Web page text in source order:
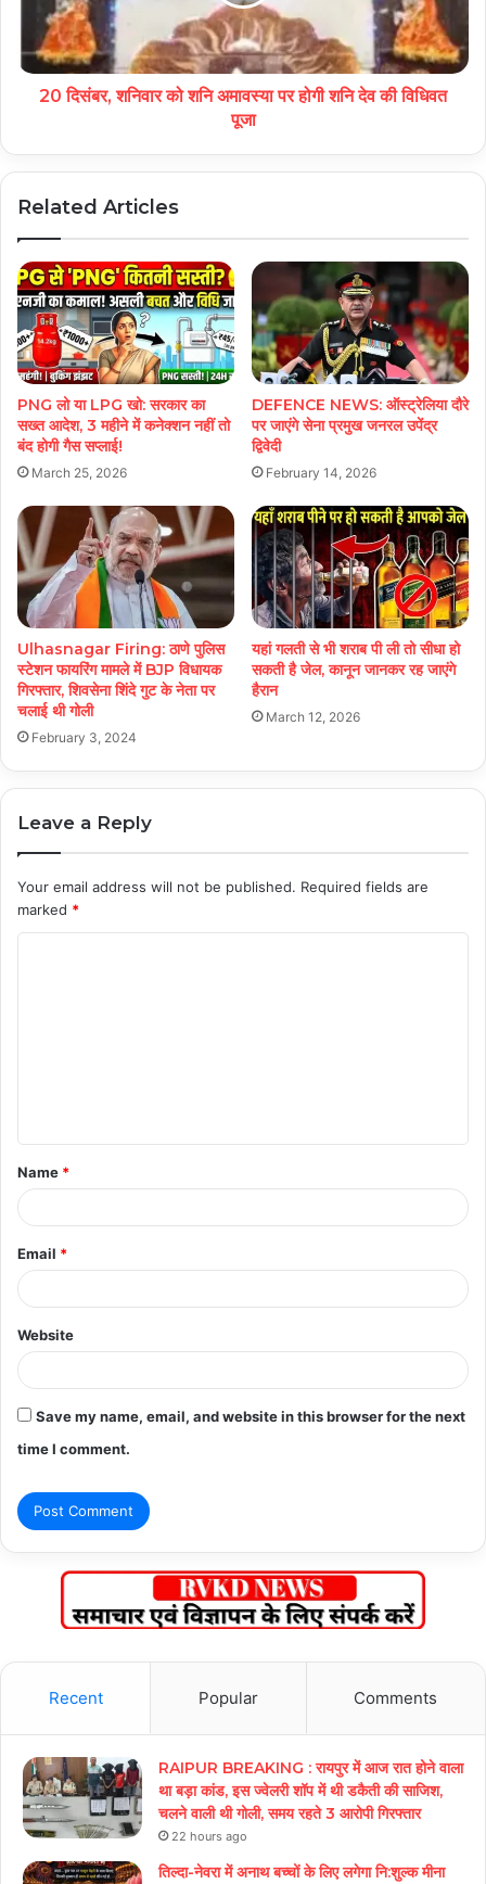
20 दिसंबर, शनिवार को शनि अमावस्या पर होगी शनि देव की विधिवत
पूजा
Related Articles
PNG लो या LPG खो: सरकार का
सख्त आदेश, 3 महीने में कनेक्शन नहीं तो
बंद होगी गैस सप्लाई!
March 25, 2026
DEFENCE NEWS: ऑस्ट्रेलिया दौरे
पर जाएंगे सेना प्रमुख जनरल उपेंद्र
द्विवेदी
February 14, 2026
Ulhasnagar Firing: ठाणे पुलिस
स्टेशन फायरिंग मामले में BJP विधायक
गिरफ्तार, शिवसेना शिंदे गुट के नेता पर
चलाई थी गोली
February 3, 2024
यहां गलती से भी शराब पी ली तो सीधा हो
सकती है जेल, कानून जानकर रह जाएंगे
हैरान
March 12, 2026
Leave a Reply
Your email address will not be published. Required fields are
marked *
t
*
Name *
Email *
Website
Save my name, email, and website in this browser for the next
time I comment.
Recent Popular Comments
RAIPUR BREAKING : रायपुर में आज रात होने वाला
था बड़ा कांड, इस ज्वेलरी शॉप में थी डकैती की साजिश,
चलने वाली थी गोली, समय रहते 3 आरोपी गिरफ्तार
22 hours ago
तिल्दा-नेवरा में अनाथ बच्चों के लिए लगेगा नि:शुल्क मीना